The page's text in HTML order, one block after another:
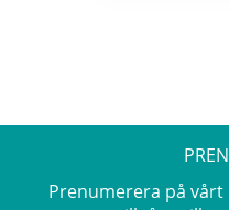
Prenumerera på vårt